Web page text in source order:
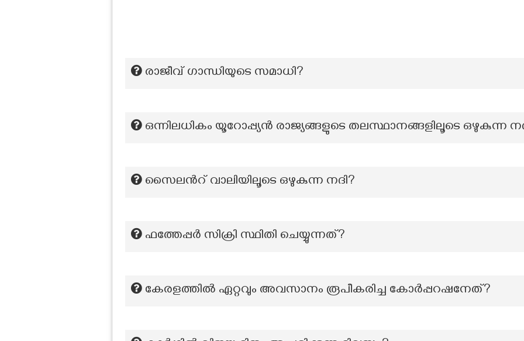
രാജീവ് ഗാന്ധിയുടെ സമാധി?
ഒന്നിലധികം യൂറോപ്പ്യൻ രാജ്യങ്ങളുടെ തലസ്ഥാനങ്ങളിലൂടെ ഒഴുകുന്ന
സൈലന്‍റ് വാലിയിലൂടെ ഒഴുകുന്ന നദി?
ഫത്തേപ്പർ സിക്രി സ്ഥിതി ചെയ്യുന്നത്?
കേരളത്തില്‍ ഏറ്റവും അവസാനം രൂപീകരിച്ച കോര്‍പ്പറഷനേത്?